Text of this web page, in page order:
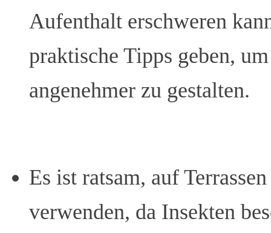
Aufenthalt erschweren
praktische Tipps geben,
angenehmer zu gestalten.
Es ist ratsam, auf
verwenden, da Insekten